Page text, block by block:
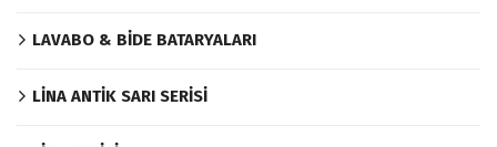
LAVABO & BİDE BATARYALARI
LİNA ANTİK SARI SERİSİ